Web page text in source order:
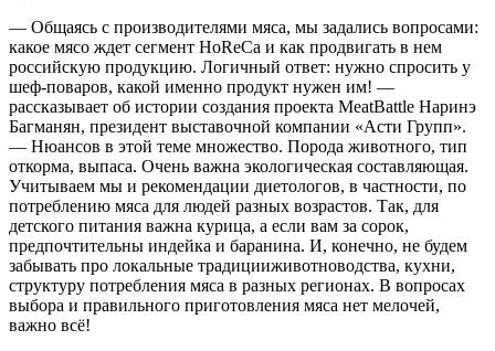
— Общаясь с производителями мяса, мы задались вопросами:
какое мясо ждет сегмент HoReCa и как продвигать в нем
российскую продукцию. Логичный ответ: нужно спросить у
шеф-поваров, какой именно продукт нужен им! —
рассказывает об истории создания проекта MeatBattle Наринэ
Багманян, президент выставочной компании «Асти Групп».
— Нюансов в этой теме множество. Порода животного, тип
откорма, выпаса. Очень важна экологическая составляющая.
Учитываем мы и рекомендации диетологов, в частности, по
потреблению мяса для людей разных возрастов. Так, для
детского питания важна курица, а если вам за сорок,
предпочтительны индейка и баранина. И, конечно, не будем
забывать про локальные традицииживотноводства, кухни,
структуру потребления мяса в разных регионах. В вопросах
выбора и правильного приготовления мяса нет мелочей,
важно всё!